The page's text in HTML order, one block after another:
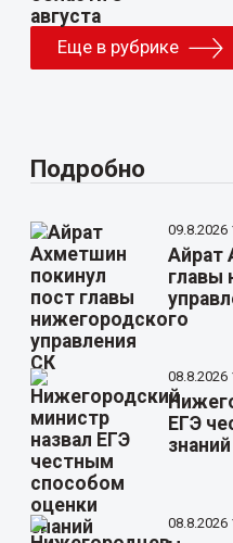
Еще в рубрике
Подробно
09.8.2026
Айрат
главы
08.8.2026
ЕГЭ
знаний
08.8.2026